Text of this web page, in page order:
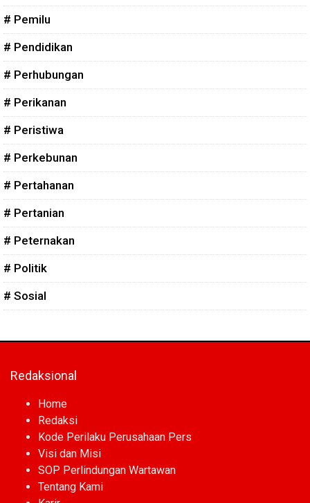
# Pemilu
# Pendidikan
# Perhubungan
# Perikanan
# Peristiwa
# Perkebunan
# Pertahanan
# Pertanian
# Peternakan
# Politik
# Sosial
Redaksional
Home
Redaksi
Kode Perilaku Perusahaan Pers
Visi dan Misi
SOP Perlindungan Wartawan
Tentang Kami